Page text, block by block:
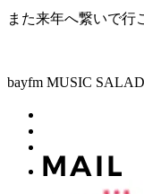
また来年へ繋いで
bayfm MUSIC